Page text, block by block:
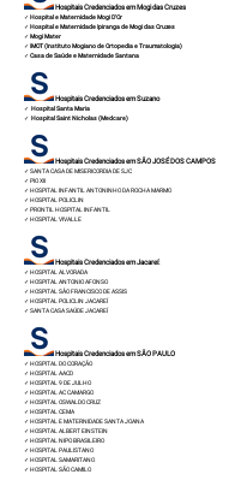
Hospitais Credenciados emMogi das Cruzes
✓Hospital e Maternidade Mogi D'Or
✓Hospital e Maternidade Ipiranga de Mogi das Cruzes
✓Mogi Mater
✓IMOT (Instituto Mogiano de Ortopedia e Traumatologia)
✓Casa de Saúde e Maternidade Santana
Hospitais Credenciados emSuzano
✓Hospital Santa Maria
✓Hospital Saint Nicholas (Medcare)
Hospitais Credenciados em SÃO JOSÉ DOS CAMPOS
✓SANTA CASA DE MISERICORDIA DE SJC
✓PIO XII
✓HOSPITAL INFANTIL ANTONINHO DA ROCHA MARMO
✓HOSPITAL POLICLIN
✓PRONTIL HOSPITAL INFANTIL
✓HOSPITAL VIVALLE
Hospitais Credenciados em Jacareí:
✓HOSPITAL ALVORADA
✓HOSPITAL ANTONIO AFONSO
✓HOSPITAL SÂO FRANCISCO DE ASSIS
✓HOSPITAL POLICLIN JACAREÍ
✓SANTA CASA SAÚDE JACAREÍ
Hospitais Credenciados em SÃO PAULO
✓HOSPITAL DO CORAÇÃO
✓HOSPITAL AACD
✓HOSPITAL 9 DE JULHO
✓HOSPITAL AC CAMARGO
✓HOSPITAL OSWALDO CRUZ
✓HOSPITAL CEMA
✓HOSPITAL E MATERNIDADE SANTA JOANA
✓HOSPITAL ALBERT EINSTEIN
✓HOSPITAL NIPO BRASILEIRO
✓HOSPITAL PAULISTANO
✓HOSPITAL SAMARITANO
✓HOSPITAL SÃO CAMILO